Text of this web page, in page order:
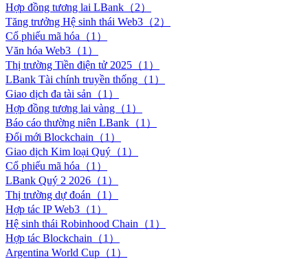
Hợp đồng tương lai LBank（2）
Tăng trưởng Hệ sinh thái Web3（2）
Cổ phiếu mã hóa（1）
Văn hóa Web3（1）
Thị trường Tiền điện tử 2025（1）
LBank Tài chính truyền thống（1）
Giao dịch đa tài sản（1）
Hợp đồng tương lai vàng（1）
Báo cáo thường niên LBank（1）
Đổi mới Blockchain（1）
Giao dịch Kim loại Quý（1）
Cổ phiếu mã hóa（1）
LBank Quý 2 2026（1）
Thị trường dự đoán（1）
Hợp tác IP Web3（1）
Hệ sinh thái Robinhood Chain（1）
Hợp tác Blockchain（1）
Argentina World Cup（1）